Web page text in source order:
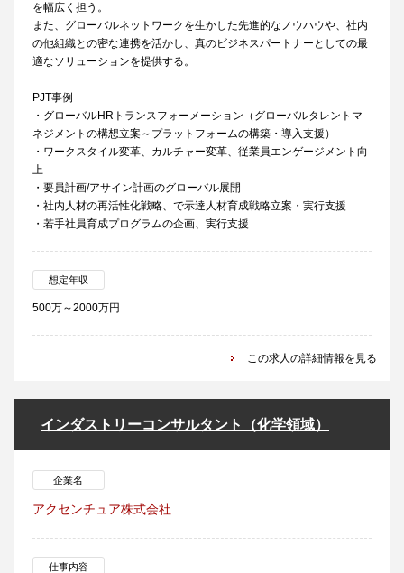
を幅広く担う。
また、グローバルネットワークを生かした先進的なノウハウや、社内
の他組織との密な連携を活かし、真のビジネスパートナーとしての最
適なソリューションを提供する。
PJT事例
・グローバルHRトランスフォーメーション（グローバルタレントマ
ネジメントの構想立案～プラットフォームの構築・導入支援）
・ワークスタイル変革、カルチャー変革、従業員エンゲージメント向
上
・要員計画/アサイン計画のグローバル展開
・社内人材の再活性化戦略、で示達人材育成戦略立案・実行支援
・若手社員育成プログラムの企画、実行支援
想定年収
500万～2000万円
この求人の詳細情報を見る
インダストリーコンサルタント（化学領域）
企業名
アクセンチュア株式会社
仕事内容